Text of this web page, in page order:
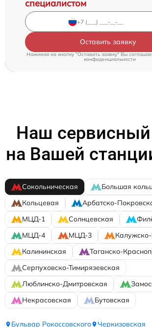
специалистом
Оставить заявку
Нажимая на кнопку "Оставить заявку" Вы
конфиденциальности
Наш сервисный
на Вашей
Сокольническая
Большая
Кольцевая
Арбатско-
МЦД-1
Солнцевская
МЦД-4
МЦД-3
Калининская
Таганско-
Серпуховско-Тимирязевская
Люблинско-Дмитровская
Некрасовская
Бутовская
Бульвар Рокоссовского
Черкизовская